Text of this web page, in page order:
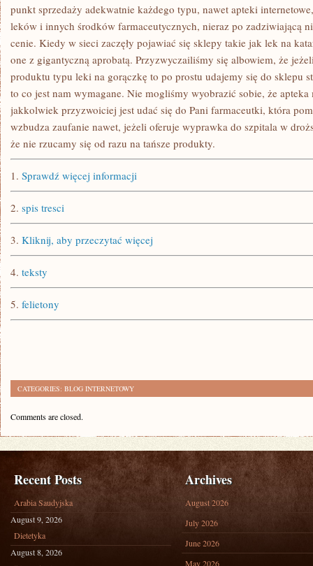
punkt sprzedaży adekwatnie każdego typu, nawet apteki
leków i innych środków farmaceutycznych, nieraz po zadziwiającą
cenie. Kiedy w sieci zaczęły pojawiać się sklepy takie jak lek na
one z gigantyczną aprobatą. Przyzwyczailiśmy się albowiem, że
produktu typu leki na gorączkę to po prostu udajemy się do sklepu
to co jest nam wymagane. Nie mogliśmy wyobrazić sobie, że
jakkolwiek przyzwoiciej jest udać się do Pani farmaceutki, która
wzbudza zaufanie nawet, jeżeli oferuje wyprawka do szpitala w
że nie rzucamy się od razu na tańsze produkty.
1. Sprawdź więcej informacji
2. spis tresci
3. Kliknij, aby przeczytać więcej
4. teksty
5. felietony
CATEGORIES: BLOG INTERNETOWY
Comments are closed.
Recent Posts
Arabia Saudyjska
August 9, 2026
Dietetyka
August 8, 2026
Archives
August 2026
July 2026
June 2026
May 2026